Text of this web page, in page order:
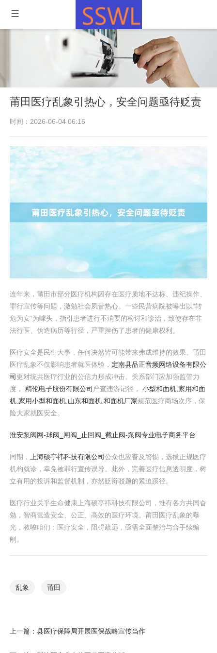
莆田医疗乱象引热心，安全问题亟待贬责
时间：2026-06-04 06:16
连年来，莆田市部分医疗机构因存在医疗质地不达标、违纪操作、
罪行宣传等问题，激勉社会夙昔热心。一些民营病院被曝出以“转
危为安”为噱头，指引患者进行不消要的检讨和诊治，致使存在非
法行医、伪造病历等行径，严重挫伤了患者的健康权利。
医疗安全是民生大事，任何决然皆可能带来弗成维持的效果。莆田
医疗乱象不仅影响患者就医体验， 定南县品正音频网络设备有限公
司 更对统共医疗行业的公信力形成冲击。关系部门应加强监管力
度， 精伦电子股份有限公司 严查违游记径， 小型和面机,家用和面
机,家用小型和面机,山东和面机,和面机厂家规范医疗商场次序，保
险大家就医安全。
淮安泵阀网-球阀_闸阀_止回阀_截止阀-泵阀专业电子商务平台
同期， 上海硕亭祎科技有限公司公众也应普及警惕，选拔正规医疗
机构就诊，幸免被罪行宣传误导。此外，完善医疗信息透明度，树
立有用的投诉和监督机制，亦然贬辩驳题的紧迫蹊径。
医疗行业关乎生命健康上海硕亭祎科技有限公司，惟有各方共同奋
勉，智商营造安全、公正、高效的医疗环境。莆田医疗乱象的曝
光，教唆咱们：医疗安全，阻碍疏远，亟需全面整治与合手续编
削。
乱象 莆田
上一篇： 县医疗保障局开展医保战略宣传当作